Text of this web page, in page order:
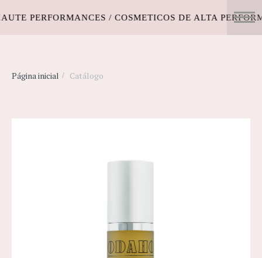
/ COSMETICOS DE ALTA PERFORMANCE
Página inicial / Catálogo